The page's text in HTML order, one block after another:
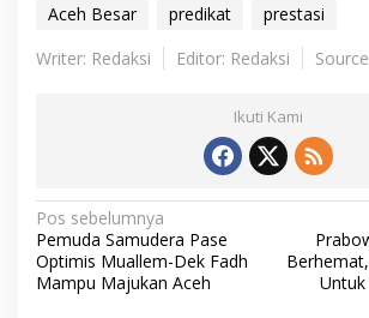
Aceh Besar predikat
prestasi
Writer: Redaksi
Editor: Redaksi
Ikuti Kami
N
a
v
Pos sebelumnya
Pemuda Samudera Pase
Optimis Muallem-Dek Fadh
Mampu Majukan Aceh